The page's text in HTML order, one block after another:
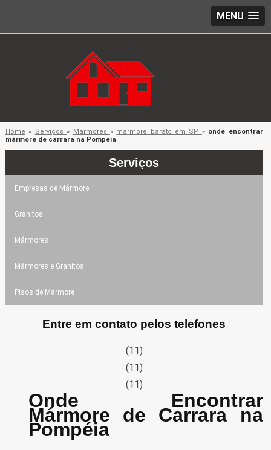
MENU
Home » Serviços» Mármores » mármore barato em SP » onde encontrar
mármore de carrara na Pompéia
Serviços
Empresas de Mármore
Granitos
Mármores
Mármores e Granitos
Pisos de Mármore
Entre em contato pelos telefones
(11)
(11)
(11)
Onde Encontrar
Mármore de Carrara na
Pompéia